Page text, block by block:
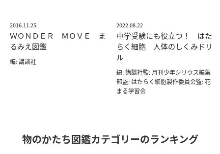
2016.11.25
ＷＯＮＤＥＲ ＭＯＶＥ ま
るみえ図鑑
編: 講談社
2022.08.22
中学受験にも役立つ！ はた
らく細胞 人体のしくみドリ
ル
編: 講談社監: 月刊少年シリウス編集
部監: はたらく細胞製作委員会監: 花
まる学習会
物のかたち図鑑カテゴリーのランキング